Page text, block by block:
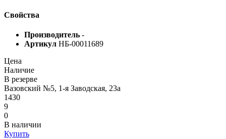
Свойства
Производитель -
Артикул НБ-00011689
Цена
Наличие
В резерве
Вазовский №5, 1-я Заводская, 23а
1430
9
0
В наличии
Купить